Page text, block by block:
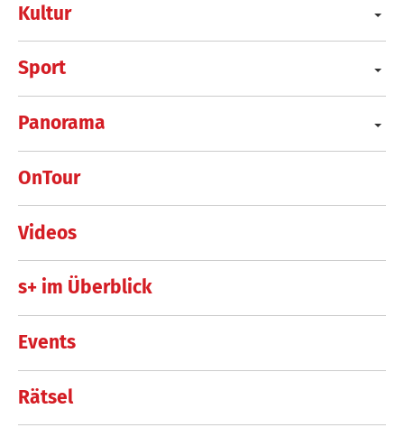
Kultur
Sport
Panorama
OnTour
Videos
s+ im Überblick
Events
Rätsel